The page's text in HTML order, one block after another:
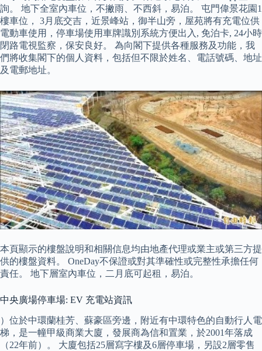
詢。 地下全室內車位，不撇雨、不西斜，易泊。 屯門偉景花園1
樓車位， 3月底交吉，近景峰站，御半山旁，屋苑將有充電位供
電動車使用，停車場使用車牌識別系統方便出入, 免泊卡, 24小時
閉路電視監察，保安良好。 為向閣下提供各種服務及功能，我
們將收集閣下的個人資料，包括但不限於姓名、電話號碼、地址
及電郵地址。
本頁顯示的樓盤說明和相關信息均由地產代理或業主或第三方提
供的樓盤資料。 OneDay不保證或對其準確性或完整性承擔任何
責任。 地下層室內車位，二月底可起租，易泊。
中央廣場停車場: EV 充電站資訊
）位於中環蘭桂芳、蘇豪區旁邊，附近有中環特色的自動行人電
梯，是一幢甲級商業大廈，發展商為信和置業，於2001年落成
（22年前）。 大廈包括25層寫字樓及6層停車場，另設2層零售